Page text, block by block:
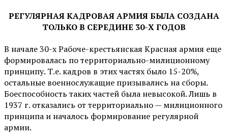
РЕГУЛЯРНАЯ КАДРОВАЯ АРМИЯ БЫЛА СОЗДАНА
ТОЛЬКО В СЕРЕДИНЕ 30-Х ГОДОВ
В начале 30-х Рабоче-крестьянская Красная армия еще
формировалась по территориально-милиционному
принципу. Т.е. кадров в этих частях было 15-20%,
остальные военнослужащие призывались на сборы.
Боеспособность таких частей была невысокой. Лишь в
1937 г. отказались от территориально — милиционного
принципа и началось формирование регулярной
армии.